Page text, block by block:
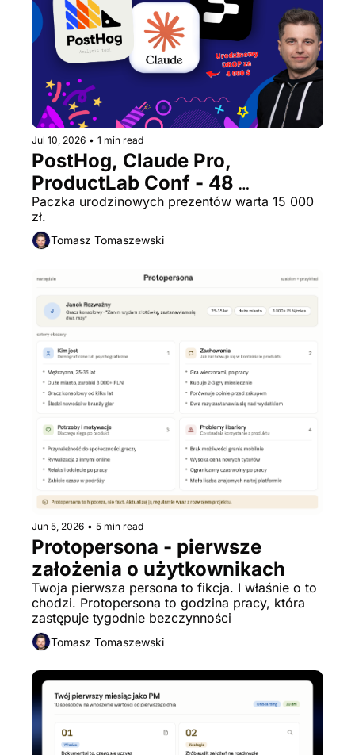
Jul 10, 2026 • 1 min read
PostHog, Claude Pro,
ProductLab Conf - 48
dostępów za darmo
Paczka urodzinowych prezentów warta 15 000
zł.
Tomasz Tomaszewski
Jun 5, 2026 • 5 min read
Protopersona - pierwsze
założenia o użytkownikach
Twoja pierwsza persona to fikcja. I właśnie o to
chodzi. Protopersona to godzina pracy, która
zastępuje tygodnie bezczynności
Tomasz Tomaszewski